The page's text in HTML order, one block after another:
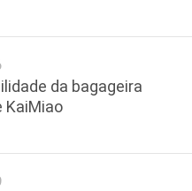
da bagageira
KaiMiao